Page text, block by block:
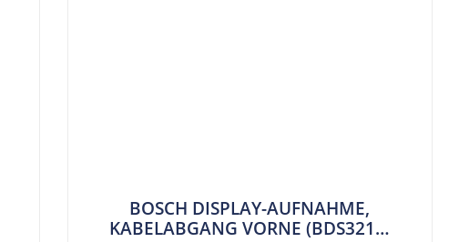
BOSCH DISPLAY-AUFNAHME,
KABELABGANG VORNE (BDS3210)